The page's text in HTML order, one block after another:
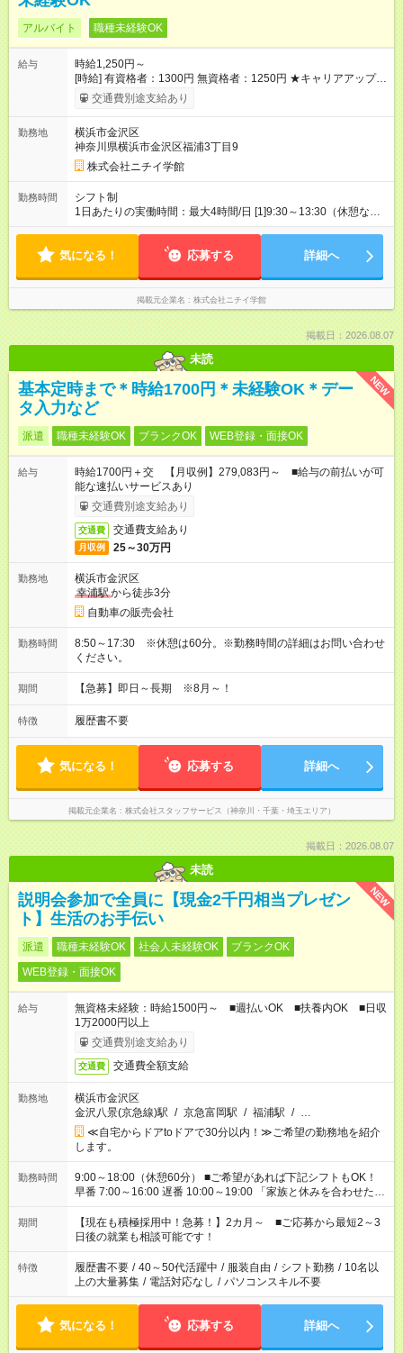
アルバイト 職種未経験OK
給与
時給1,250円～
[時給] 有資格者：1300円 無資格者：1250円 ★キャリアアップ制
度あり 進級により給与がアップします！ 【試用期間】試用期間
あり 試用期間の長さ：3ヶ月 雇用形態、給与は本採用時と同じ
交通費別途支給あり
勤務地
横浜市金沢区
神奈川県横浜市金沢区福浦3丁目9
株式会社ニチイ学館
勤務時間
シフト制
1日あたりの実働時間：最大4時間/日 [1]9:30～13:30（休憩な
し） [2]10:00～14:00（休憩なし） [3]13:00～17:00（休憩な
日勤務 ※月64時間勤務 ※残業なし
気になる！ 応募する 詳細へ
掲載元企業名 株式会社ニチイ学館
掲載日：2026.08.07
未読
NEW
基本定時まで＊時給1700円＊未経験OK＊デー
タ入力など
派遣 職種未経験OK ブランクOK WEB登録・面接OK
給与
時給1700円＋交 【月収例】279,083円～ ■給与の前払いが可
能な速払いサービスあり
交通費別途支給あり
交通費 交通費支給あり
月収例 25～30万円
勤務地
横浜市金沢区
幸浦駅から徒歩3分
自動車の販売会社
勤務時間
8:50～17:30 ※休憩は60分。※勤務時間の詳細はお問い合わせ
ください。
期間 【急募】即日～長期 ※8月～！
特徴 履歴書不要
気になる！ 応募する 詳細へ
掲載元企業名 株式会社スタッフサービス（神奈川・千葉・埼玉エリア）
掲載日：2026.08.07
未読
NEW
説明会参加で全員に【現金2千円相当プレゼン
ト】生活のお手伝い
派遣 職種未経験OK 社会人未経験OK
ブランクOK
WEB登録・面接OK
給与
無資格未経験：時給1500円～ ■週払いOK ■扶養内OK ■日収
1万2000円以上
交通費別途支給あり
交通費 交通費全額支給
勤務地
横浜市金沢区
金沢八景(京急線)駅 / 京急富岡駅 / 福浦駅 / …
≪自宅からドアtoドアで30分以内！≫ご希望の勤務地を紹介
します。
勤務時間
9:00～18:00（休憩60分） ■ご希望があれば下記シフトもOK！
早番 7:00～16:00 遅番 10:00～19:00 「家族と休みを合わせた
い」 「余裕を持って夕飯の準備がしたい」 「できれば残業はし
たくない」 など、ご希望を教えてくださいね。 ※Wワーク希望
の方へ 今ご覧のお仕事で希望する勤務時間と、もう1つのお仕事
の勤務時間。 合計で週40時間を超える場合は応募できません。
期間
【現在も積極採用中！急募！】2カ月～ ■ご応募から最短2～3
日後の就業も相談可能です！
特徴 履歴書不要 / 40～50代活躍中 / 服装自由 / シフト勤務 / 10名以
上の大量募集 / 電話対応なし / パソコンスキル不要
気になる！ 応募する 詳細へ